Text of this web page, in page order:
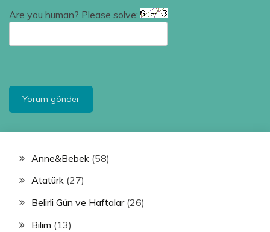
Are you human? Please solve:
Anne&Bebek (58)
Atatürk (27)
Belirli Gün ve Haftalar(26)
Bilim (13)